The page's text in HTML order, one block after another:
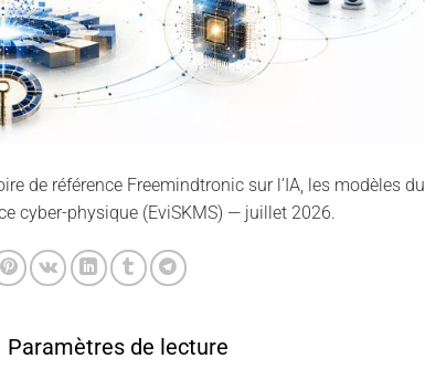
de référence Freemindtronic sur l’IA, les modèles du
cyber-physique (EviSKMS) — juillet 2026.
Paramètres de lecture